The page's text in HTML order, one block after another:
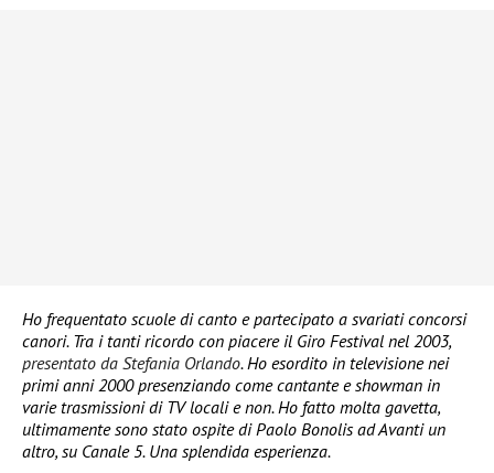
Ho frequentato scuole di canto e partecipato a svariati concorsi
canori. Tra i tanti ricordo con piacere il Giro Festival nel 2003,
presentato da Stefania Orlando. Ho esordito in televisione nei
primi anni 2000 presenziando come cantante e showman in
varie trasmissioni di TV locali e non. Ho fatto molta gavetta,
ultimamente sono stato ospite di Paolo Bonolis ad Avanti un
altro, su Canale 5. Una splendida esperienza.